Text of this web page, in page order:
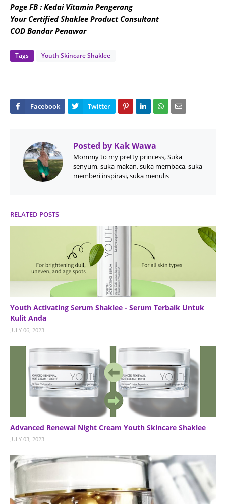
Page FB : Kedai Vitamin Pengerang
Your Certified Shaklee Product Consultant
COD Bandar Penawar
Tags Youth Skincare Shaklee
Posted by Kak Wawa
Mommy to my pretty princess, Suka
senyum, suka makan, suka membaca, suka
memberi inspirasi, suka menulis
RELATED POSTS
Youth Activating Serum Shaklee - Serum Terbaik Untuk
Kulit Anda
JULY 06, 2023
Advanced Renewal Night Cream Youth Skincare Shaklee
JULY 03, 2023